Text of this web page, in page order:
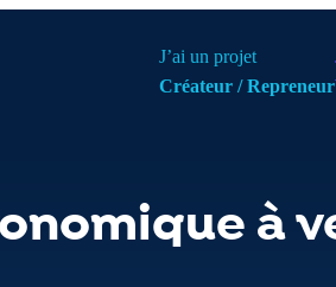
J’ai un projet
Créateur / Repreneur
à